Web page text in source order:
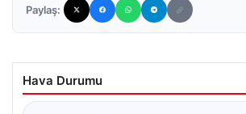
Paylaş:
Hava Durumu